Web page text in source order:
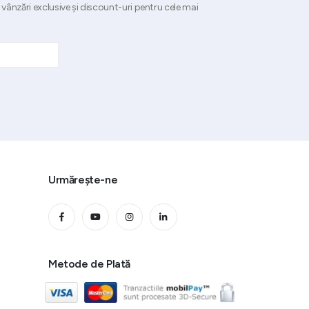
exclusive și discount-uri pentru cele mai
Urmărește-ne
Metode de Plată